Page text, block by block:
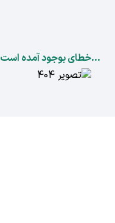
...خطای بوجود آمده است